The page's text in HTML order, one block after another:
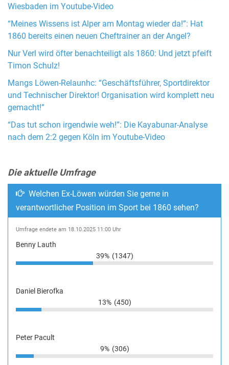
Wiesbaden im Youtube-Video
“Meines Wissens ist Alper am Montag wieder da!”: Hat
1860 bereits einen neuen Cheftrainer an der Angel?
Nur Verl wird öfter benachteiligt als 1860: Und jetzt pfeift
Timon Schulz!
Mangs Löwen-Relaunhc: “Geschäftsführer, Sportdirektor
und Technischer Direktor! Organisation wird komplett neu
gemacht!”
“Das tut schon irgendwie weh!”: Die Kayabunar-Analyse
nach dem 2:2 gegen Köln im Youtube-Video
Die aktuelle Umfrage
Welchen Ex-Löwen würden Sie gerne in
verantwortlicher Position im Sport bei 1860 sehen?
Umfrage endete am 18.10.2025 11:00 Uhr
Benny Lauth
39% (1347)
Daniel Bierofka
13% (450)
Peter Pacult
9% (306)